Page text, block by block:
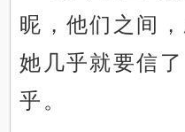
昵，他们之间
她几乎就要信
乎。